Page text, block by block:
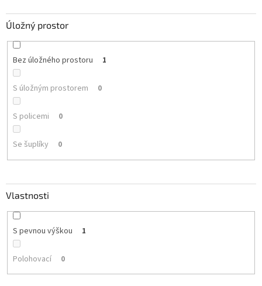
Úložný prostor
Bez úložného prostoru 1
S úložným prostorem 0
S policemi 0
Se šuplíky 0
Vlastnosti
S pevnou výškou 1
Polohovací 0